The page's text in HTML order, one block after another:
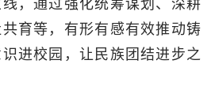
，通过强化统筹谋划、深耕
育等，有形有感有效推动铸
进校园，让民族团结进步之